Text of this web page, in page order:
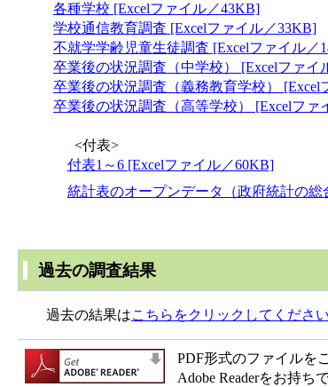
各種学校 [Excelファイル／43KB]
学校通信教育調査 [Excelファイル／33KB]
不就学学齢児童生徒調査 [Excelファイル／
卒業後の状況調査（中学校） [Excelファイ
卒業後の状況調査（義務教育学校） [Excel
卒業後の状況調査（高等学校） [Excelファ
<付表>
付表1～6 [Excelファイル／60KB]
統計表のオープンデータ（政府統計の総
過去の調査結果
過去の結果はこちらをクリックしてください
PDF形式のファイルを
Adobe Readerをお持ち